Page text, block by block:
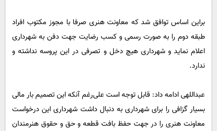
براین اساس توافق شد که معاونت هنری صرفا با مجوز مکتوب افراد
طبقه دوم را به صورت رسمی و کسب رضایت جهت دفن به شهرداری‌
اعلام نماید و شهرداری هیچ دخل و تصرفی در این پروسه نداشته و
ندارد.
عبداللهی ادامه داد: قابل توجه است علی‌رغم آنکه این تصمیم بار مالی
بسیار گزافی را برای شهرداری به دنبال داشت شهرداری این درخواست
معاونت هنری را در جهت حفظ بافت قطعه و حق و حقوق هنرمندان